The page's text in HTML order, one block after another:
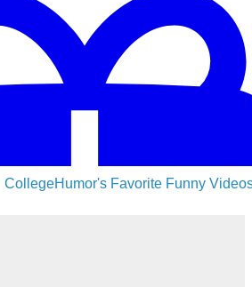
CollegeHumor's Favorite Funny